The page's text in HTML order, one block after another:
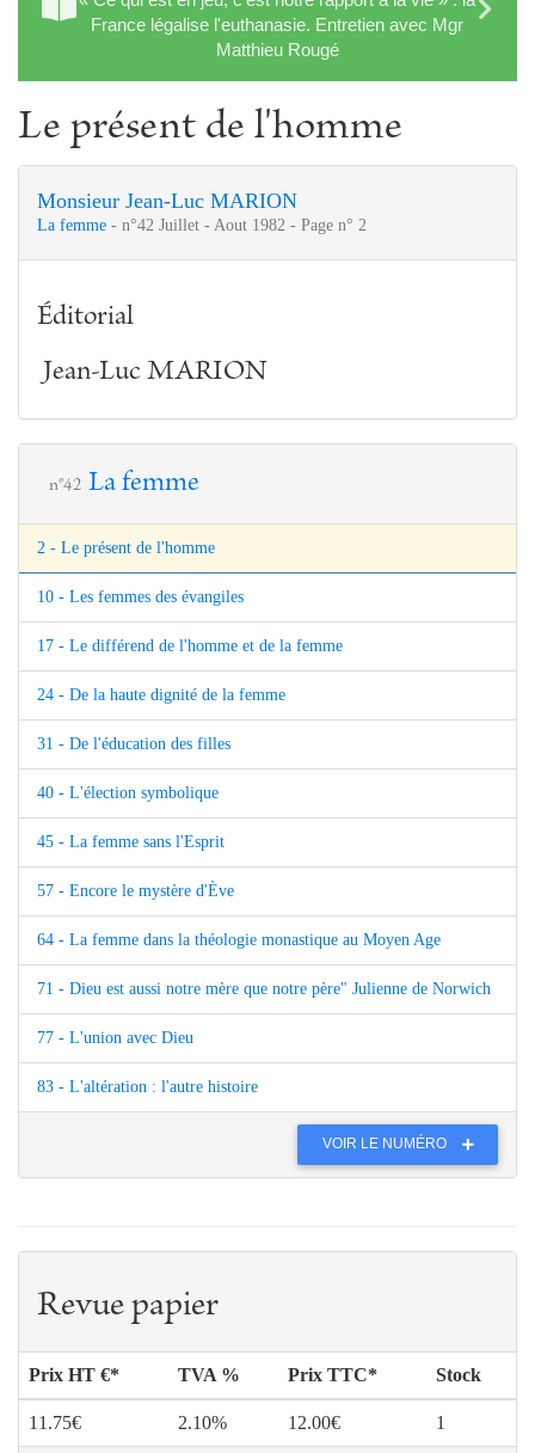
France légalise l'euthanasie. Entretien avec Mgr
Matthieu Rougé
Le présent de l'homme
Monsieur Jean-Luc MARION
La femme - n°42 Juillet - Aout 1982 - Page n° 2
Éditorial
Jean-Luc MARION
n°42 La femme
2 - Le présent de l'homme
10 - Les femmes des évangiles
17 - Le différend de l'homme et de la femme
24 - De la haute dignité de la femme
31 - De l'éducation des filles
40 - L'élection symbolique
45 - La femme sans l'Esprit
57 - Encore le mystère d'Ève
64 - La femme dans la théologie monastique au Moyen Age
71 - Dieu est aussi notre mère que notre père" Julienne de Norwich
77 - L'union avec Dieu
83 - L'altération : l'autre histoire
VOIR LE NUMÉRO
Revue papier
Prix HT €* TVA % Prix TTC* Stock
11.75€ 2.10% 12.00€ 1